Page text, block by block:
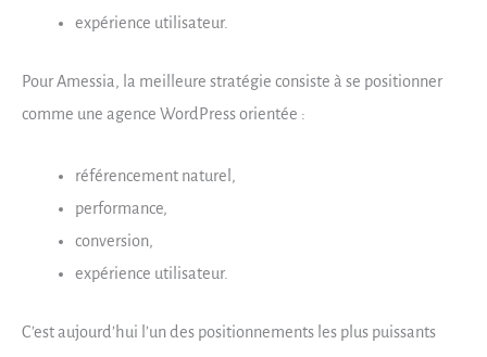
expérience utilisateur.
Pour Amessia, la meilleure stratégie consiste à se positionner
comme une agence WordPress orientée :
référencement naturel,
performance,
conversion,
expérience utilisateur.
C’est aujourd’hui l’un des positionnements les plus puissants